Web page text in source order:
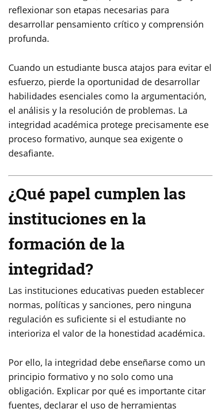
reflexionar son etapas necesarias para
desarrollar pensamiento crítico y comprensión
profunda.
Cuando un estudiante busca atajos para evitar el
esfuerzo, pierde la oportunidad de desarrollar
habilidades esenciales como la argumentación,
el análisis y la resolución de problemas. La
integridad académica protege precisamente ese
proceso formativo, aunque sea exigente o
desafiante.
¿Qué papel cumplen las
instituciones en la
formación de la
integridad?
Las instituciones educativas pueden establecer
normas, políticas y sanciones, pero ninguna
regulación es suficiente si el estudiante no
interioriza el valor de la honestidad académica.
Por ello, la integridad debe enseñarse como un
principio formativo y no solo como una
obligación. Explicar por qué es importante citar
fuentes, declarar el uso de herramientas